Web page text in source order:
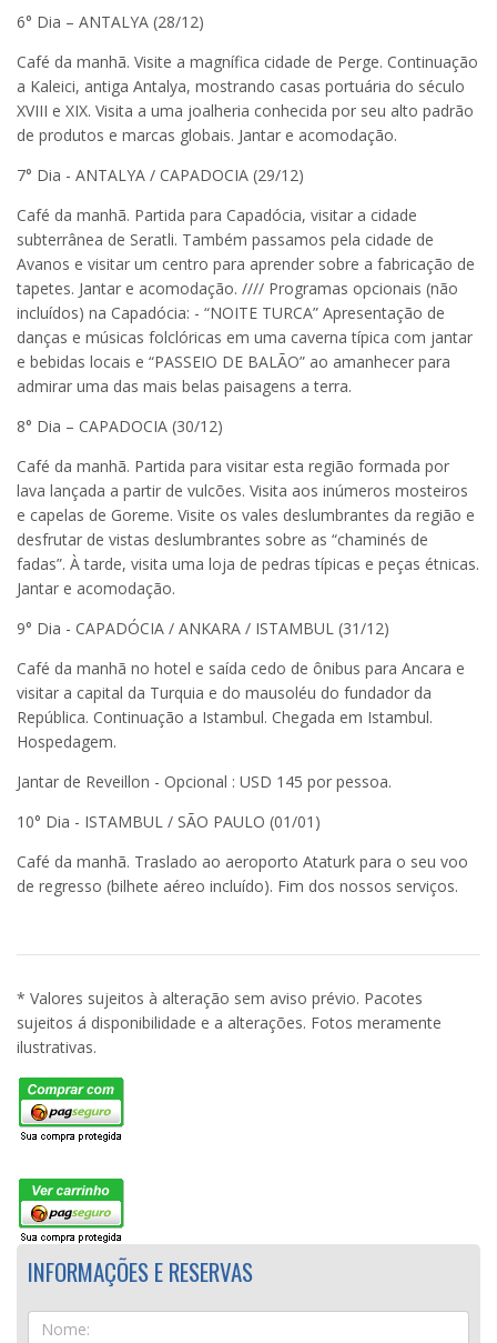
6° Dia – ANTALYA (28/12)
Café da manhã. Visite a magnífica cidade de Perge. Continuação
a Kaleici, antiga Antalya, mostrando casas portuária do século
XVIII e XIX. Visita a uma joalheria conhecida por seu alto padrão
de produtos e marcas globais. Jantar e acomodação.
7° Dia - ANTALYA / CAPADOCIA (29/12)
Café da manhã. Partida para Capadócia, visitar a cidade
subterrânea de Seratli. Também passamos pela cidade de
Avanos e visitar um centro para aprender sobre a fabricação de
tapetes. Jantar e acomodação. //// Programas opcionais (não
incluídos) na Capadócia: - “NOITE TURCA” Apresentação de
danças e músicas folclóricas em uma caverna típica com jantar
e bebidas locais e “PASSEIO DE BALÃO” ao amanhecer para
admirar uma das mais belas paisagens a terra.
8° Dia – CAPADOCIA (30/12)
Café da manhã. Partida para visitar esta região formada por
lava lançada a partir de vulcões. Visita aos inúmeros mosteiros
e capelas de Goreme. Visite os vales deslumbrantes da região e
desfrutar de vistas deslumbrantes sobre as “chaminés de
fadas”. À tarde, visita uma loja de pedras típicas e peças étnicas.
Jantar e acomodação.
9° Dia - CAPADÓCIA / ANKARA / ISTAMBUL (31/12)
Café da manhã no hotel e saída cedo de ônibus para Ancara e
visitar a capital da Turquia e do mausoléu do fundador da
República. Continuação a Istambul. Chegada em Istambul.
Hospedagem.
Jantar de Reveillon - Opcional : USD 145 por pessoa.
10° Dia - ISTAMBUL / SÃO PAULO (01/01)
Café da manhã. Traslado ao aeroporto Ataturk para o seu voo
de regresso (bilhete aéreo incluído). Fim dos nossos serviços.
* Valores sujeitos à alteração sem aviso prévio. Pacotes
sujeitos á disponibilidade e a alterações. Fotos meramente
ilustrativas.
INFORMAÇÕES E RESERVAS